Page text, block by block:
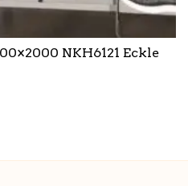
NKH6121 Eckle